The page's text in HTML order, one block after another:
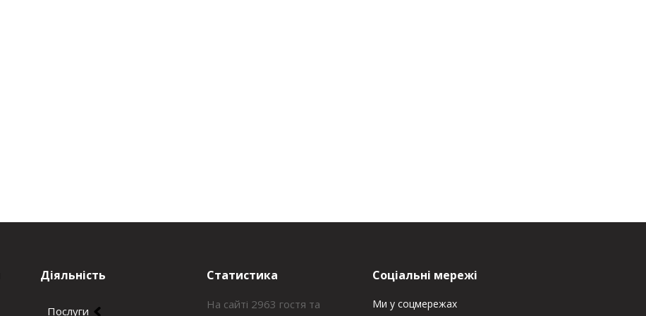
Діяльність
Послуги
Статистика
На сайті 2963 гостя та
Соціальні мережі
Ми у соцмережах